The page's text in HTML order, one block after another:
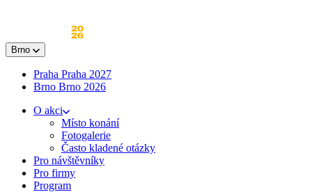
Brno
Praha Praha 2027
Brno Brno 2026
O akci
Místo konání
Fotogalerie
Často kladené otázky
Pro návštěvníky
Pro firmy
Program